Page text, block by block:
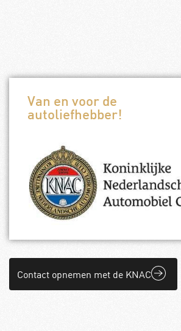
Van en voor de
autoliefhebber!
Contact opnemen met de KNAC